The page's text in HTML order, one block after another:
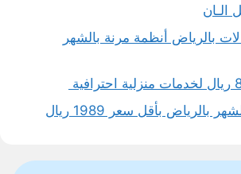
بالرياض أنظمة مرنة بالشهر
بأقل سعر 1989 ريال